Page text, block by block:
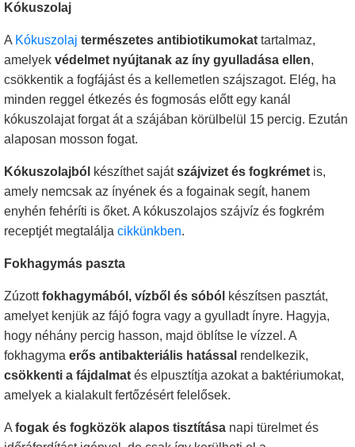
Kókuszolaj
A Kókuszolaj természetes antibiotikumokat tartalmaz,
amelyek védelmet nyújtanak az íny gyulladása ellen,
csökkentik a fogfájást és a kellemetlen szájszagot. Elég, ha
minden reggel étkezés és fogmosás előtt egy kanál
kókuszolajat forgat át a szájában körülbelül 15 percig. Ezután
alaposan mosson fogat.
Kókuszolajból készíthet sajátszájvizet és fogkrémet is,
amely nemcsak az ínyének és a fogainak segít, hanem
enyhén fehéríti is őket. A kókuszolajos szájvíz és fogkrém
receptjét megtalálja cikkünkben.
Fokhagymás paszta
Zúzottfokhagymából, vízből és sóból készítsen pasztát,
amelyet kenjük az fájó fogra vagy a gyulladt ínyre. Hagyja,
hogy néhány percig hasson, majd öblítse le vízzel. A
fokhagyma erős antibakteriális hatással rendelkezik,
csökkenti a fájdalmat és elpusztítja azokat a baktériumokat,
amelyek a kialakult fertőzésért felelősek.
A fogak és fogközök alapos tisztítása napi türelmet és